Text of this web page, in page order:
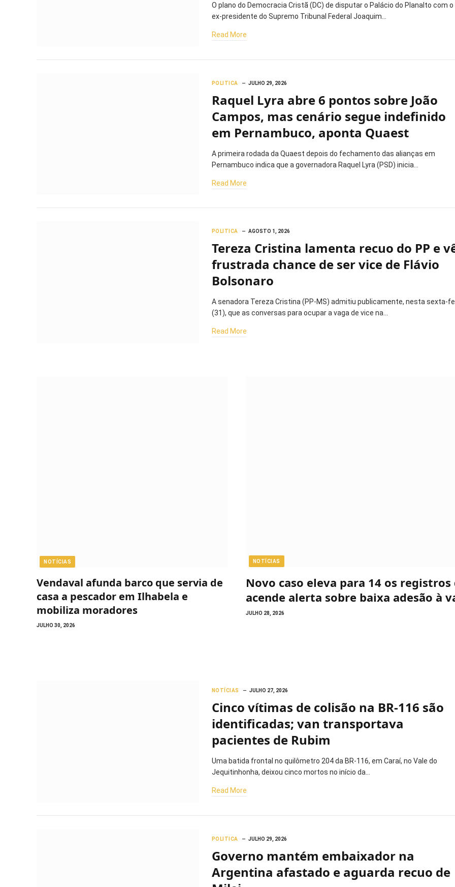
O plano do Democracia Cristã (DC) de disputar o Palácio do Planalto com o
ex-presidente do Supremo Tribunal Federal Joaquim…
Read More
POLITICA JULHO 29, 2026
Raquel Lyra abre 6 pontos sobre João
Campos, mas cenário segue indefinido
em Pernambuco, aponta Quaest
A primeira rodada da Quaest depois do fechamento das alianças em
Pernambuco indica que a governadora Raquel Lyra (PSD) inicia…
Read More
POLITICA AGOSTO 1, 2026
Tereza Cristina lamenta recuo do PP e
frustrada chance de ser vice de Flávio
Bolsonaro
A senadora Tereza Cristina (PP-MS) admitiu publicamente, nesta sexta-
(31), que as conversas para ocupar a vaga de vice na…
Read More
NOTÍCIAS
Vendaval afunda barco que servia de
casa a pescador em Ilhabela e
mobiliza moradores
JULHO 30, 2026
NOTÍCIAS
Novo caso eleva para 14 os registros
acende alerta sobre baixa adesão à
JULHO 28, 2026
NOTÍCIAS JULHO 27, 2026
Cinco vítimas de colisão na BR-116 são
identificadas; van transportava
pacientes de Rubim
Uma batida frontal no quilômetro 204 da BR-116, em Caraí, no Vale do
Jequitinhonha, deixou cinco mortos no início da…
Read More
POLITICA JULHO 29, 2026
Governo mantém embaixador na
Argentina afastado e aguarda recuo de